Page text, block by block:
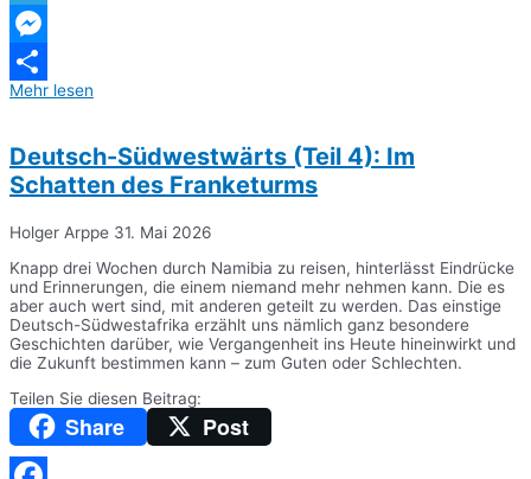
Telegram
Messenger
Teilen
Mehr lesen
Deutsch-Südwestwärts (Teil 4): Im
Schatten des Franketurms
Holger Arppe 31. Mai 2026
Knapp drei Wochen durch Namibia zu reisen, hinterlässt Eindrücke
und Erinnerungen, die einem niemand mehr nehmen kann. Die es
aber auch wert sind, mit anderen geteilt zu werden. Das einstige
Deutsch-Südwestafrika erzählt uns nämlich ganz besondere
Geschichten darüber, wie Vergangenheit ins Heute hineinwirkt und
die Zukunft bestimmen kann – zum Guten oder Schlechten.
Teilen Sie diesen Beitrag:
Share Post